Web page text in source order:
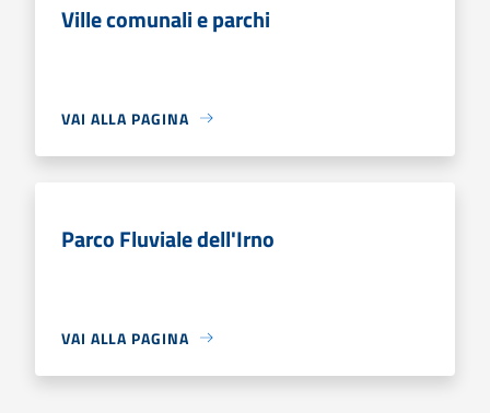
Ville comunali e parchi
VAI ALLA PAGINA
Parco Fluviale dell'Irno
VAI ALLA PAGINA